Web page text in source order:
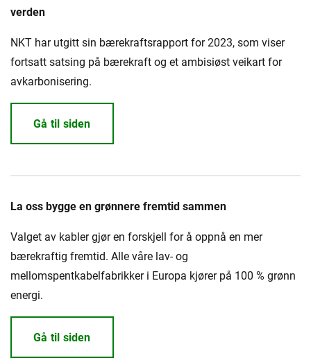
NKT ved første øyekast
Bærekraft
verden
NKT har utgitt sin bærekraftsrapport for 2023, som viser
fortsatt satsing på bærekraft og et ambisiøst veikart for
avkarbonisering.
Gå til siden
La oss bygge en grønnere fremtid sammen
Valget av kabler gjør en forskjell for å oppnå en mer
bærekraftig fremtid. Alle våre lav- og
mellomspentkabelfabrikker i Europa kjører på 100 % grønn
energi.
Gå til siden